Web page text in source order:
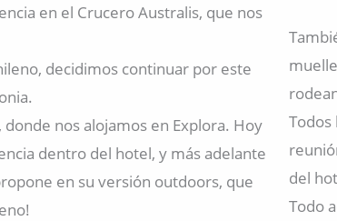
en el Crucero Australis, que nos
decidimos continuar por este
nos alojamos en Explora. Hoy
dentro del hotel, y más adelante
en su versión outdoors, que
Todos
del
Todo